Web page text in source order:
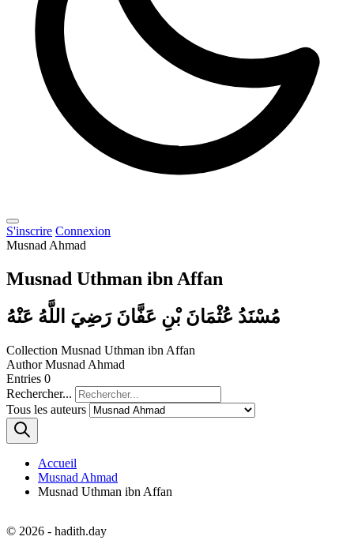
S'inscrire Connexion
Musnad Ahmad
Musnad Uthman ibn Affan
مُسْنَدُ عُثْمَانَ بْنِ عَفَّانَ رَضِيَ اللَّهُ عَنْهُ
Collection Musnad Uthman ibn Affan
Author Musnad Ahmad
Entries 0
Rechercher...
Tous les auteurs
Accueil
Musnad Ahmad
Musnad Uthman ibn Affan
© 2026 - hadith.day